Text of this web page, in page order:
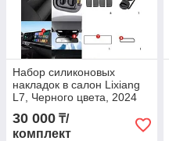
Набор силиконовых
накладок в салон Lixiang
L7, Черного цвета, 2024
30 000 ₸/
комплект